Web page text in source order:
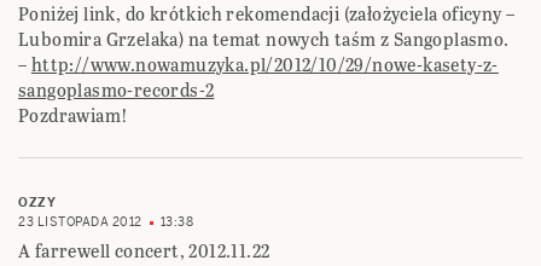
Poniżej link, do krótkich rekomendacji (założyciela oficyny –
Lubomira Grzelaka) na temat nowych taśm z Sangoplasmo.
–http://www.nowamuzyka.pl/2012/10/29/nowe-kasety-z-
sangoplasmo-records-2
Pozdrawiam!
OZZY
23 LISTOPADA 2012
13:38
A farrewell concert, 2012.11.22